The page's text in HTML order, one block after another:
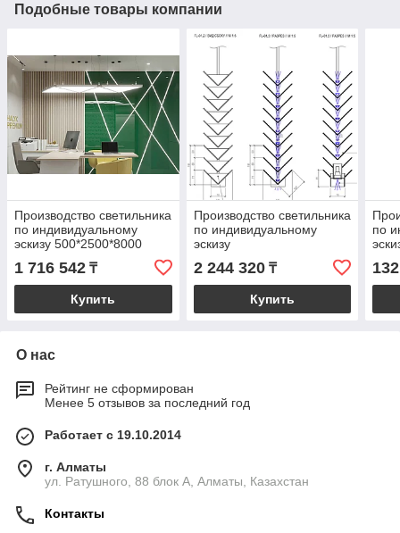
Подобные товары компании
Производство светильника
по индивидуальному
эскизу 500*2500*8000
1 716 542 ₸
Купить
Производство светильника
по индивидуальному
эскизу
2 244 320₸
Купить
по
О нас
Рейтинг не сформирован
Менее 5 отзывов за последний год
Работает с 19.10.2014
г. Алматы
ул. Ратушного, 88 блок A, Алматы, Казахстан
Контакты